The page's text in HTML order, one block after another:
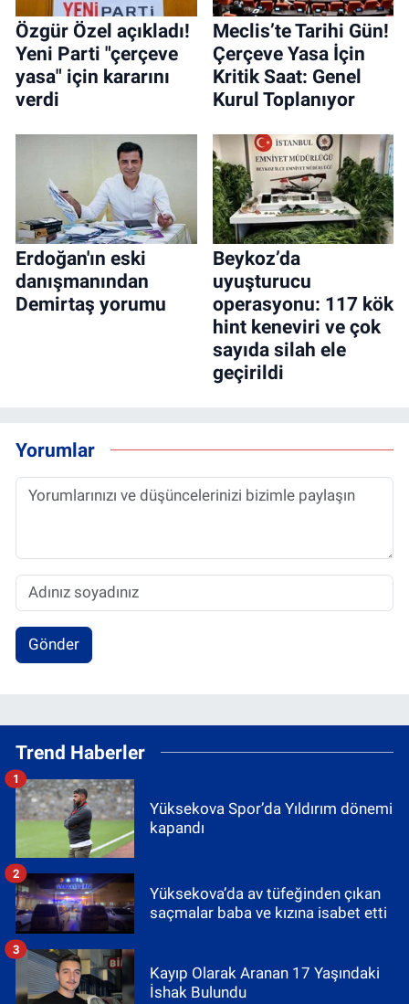
Özgür Özel açıkladı!
Yeni Parti "çerçeve
yasa" için kararını
verdi
Meclis’te Tarihi Gün!
Çerçeve Yasa İçin
Kritik Saat: Genel
Kurul Toplanıyor
Erdoğan'ın eski
danışmanından
Demirtaş yorumu
Beykoz’da
uyuşturucu
operasyonu: 117 kök
hint keneviri ve çok
sayıda silah ele
geçirildi
Yorumlar
Gönder
Trend Haberler
Yüksekova Spor’da Yıldırım dönemi
kapandı
1
Yüksekova’da av tüfeğinden çıkan
saçmalar baba ve kızına isabet etti
2
Kayıp Olarak Aranan 17 Yaşındaki
İshak Bulundu
3